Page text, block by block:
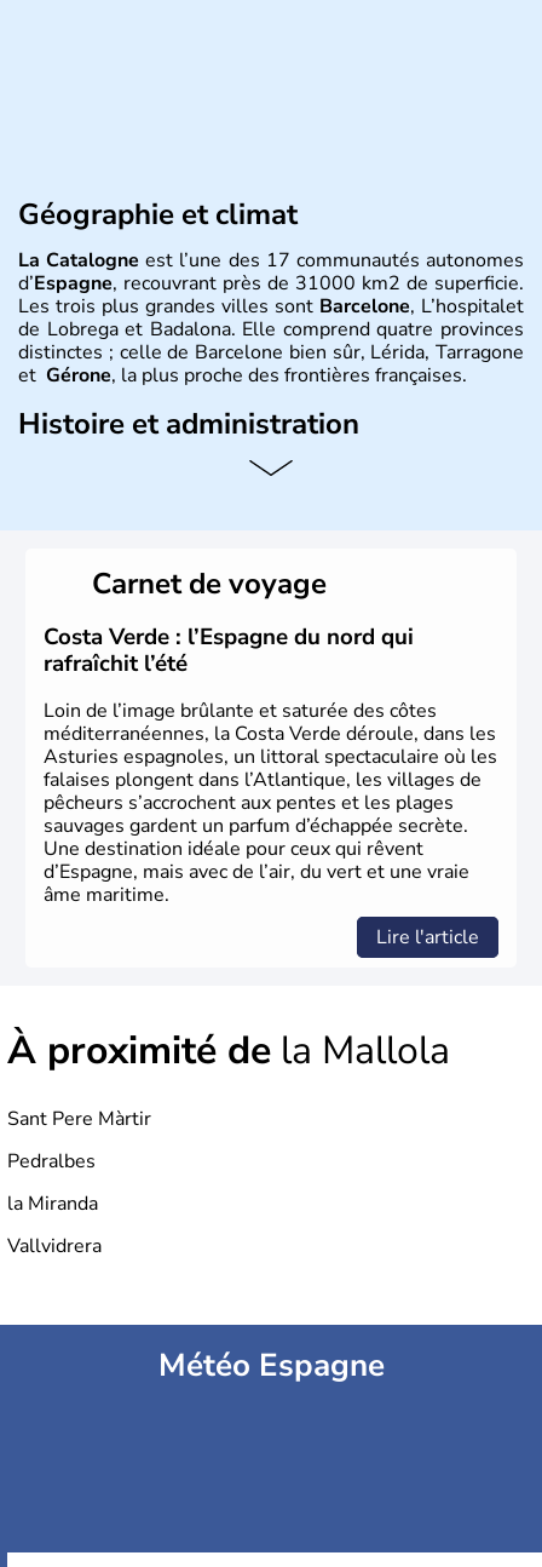
Géographie et climat
La Catalogne est l’une des 17 communautés autonomes
d’Espagne, recouvrant près de 31000 km2 de superficie.
Les trois plus grandes villes sont Barcelone, L’hospitalet
de Lobrega et Badalona. Elle comprend quatre provinces
distinctes ; celle de Barcelone bien sûr, Lérida, Tarragone
et Gérone, la plus proche des frontières françaises.
Histoire et administration
FC Barceloneest l’une des fiertés de la
catalans lors de fêtes souvent colorées.
Carnet de voyage
Costa Verde : l’Espagne du nord qui
rafraîchit l’été
Loin de l’image brûlante et saturée des côtes
méditerranéennes, la Costa Verde déroule, dans les
Asturies espagnoles, un littoral spectaculaire où les
falaises plongent dans l’Atlantique, les villages de
pêcheurs s’accrochent aux pentes et les plages
sauvages gardent un parfum d’échappée secrète.
Une destination idéale pour ceux qui rêvent
d’Espagne, mais avec de l’air, du vert et une vraie
âme maritime.
Lire l'article
À proximité de la Mallola
Sant Pere Màrtir
Pedralbes
la Miranda
Vallvidrera
Météo Espagne